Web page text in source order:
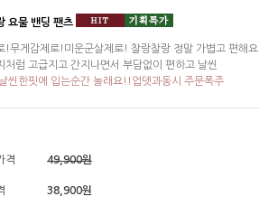
요물 밴딩 팬츠
!무게감제로!미운군살제로! 찰랑찰랑 정말 가볍고 편해요
처럼 고급지고 간지나면서 부담없이 편하고 날씬
씬한핏에 입는순간 놀래요!!업뎃과동시 주문폭주
격 49,900원
38,900원